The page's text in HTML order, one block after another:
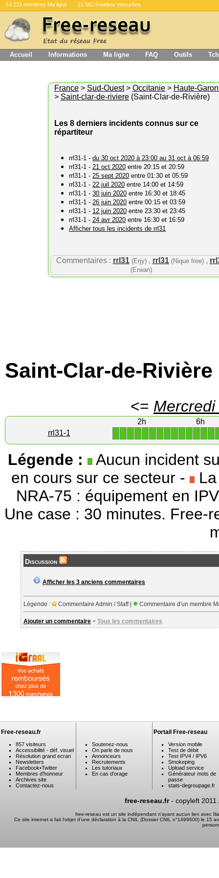
14 233 membres Ma ligne 15 561 Freebox mesurées
Accueil Informations Ma ligne FAQ Outils
France > Sud-Ouest> Occitanie > Haute-
> Saint-clar-de-riviere (Saint-Clar-de-Rivière)
Les 8 derniers incidents connus sur ce
répartiteur
rrl31-1 - du 30 oct 2020 à 23:00 au 31 oct à 06:59
rrl31-1 - 21 oct 2020 entre 20:15 et 20:59
rrl31-1 - 25 sept 2020 entre 01:30 et 05:59
rrl31-1 - 22 juil 2020 entre 14:00 et 14:59
rrl31-1 - 30 juin 2020 entre 16:30 et 18:45
rrl31-1 - 26 juin 2020 entre 00:15 et 03:59
rrl31-1 - 12 juin 2020 entre 23:30 et 23:45
rrl31-1 - 24 avr 2020 entre 16:30 et 16:59
Afficher tous les incidents de rrl31
Commentaires : rrl31 (Erjy), rrl31 (Nique free),
(Erwan)
Saint-Clar-de-Rivière
<=
2h
6h
rrl31-1
Légende :
Aucun incident
en cours sur ce secteur - La
NRA-75 : équipement en
Une case : 30 minutes. Free-
Discussion
Afficher les 3 anciens commentaires
Légende : Commentaire Admin / Staff | Commentaire d'un membre
Ajouter un commentaire - Tous les commentaires
Free-reseau.fr
857 visiteurs
Accessibilité - déf. visuel
Résolution grand ecran
Newsletters
Facebook•Twitter
Membres d'honneur
Archives site
Contactez-nous
Soutenez-nous
On parle de nous
Annonceurs
Recrutements
Les tutoriaux
En cas d'orage
Portail Free-reseau
Version mobile
Test de débit
Test IPV4 / IPV6
Smokeping
Upload service
Générateur mots de
passe
stats-degroupage.fr
free-reseau.fr- copyleft 2011
free-reseau est un site indépendant n'ayant aucun lien avec
Ce site internet a fait l'objet d'une déclaration à la CNIL (Dossier CNIL n°1499600) le 15